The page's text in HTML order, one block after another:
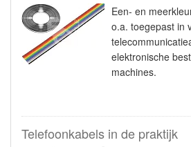
Een- en
o.a. toegepast in
elektronische
machines.
Telefoonkabels in de praktijk